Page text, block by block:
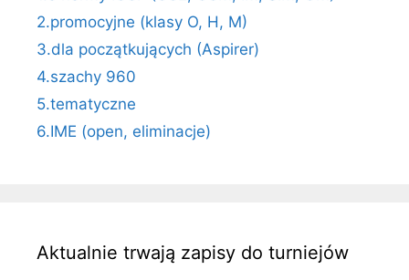
2.promocyjne (klasy O, H, M)
3.dla początkujących (Aspirer)
4.szachy 960
5.tematyczne
6.IME (open, eliminacje)
Aktualnie trwają zapisy do turniejów